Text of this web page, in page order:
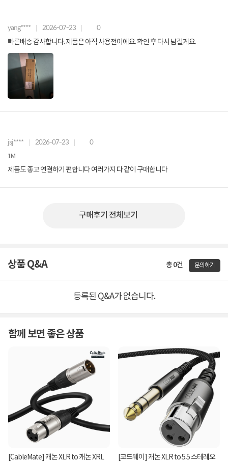
yang**** 2026-07-23 0
빠른배송 감사합니다. 제품은 아직 사용전이에요. 확인 후 다시 남길게요.
jsj**** 2026-07-23 0
1M
제품도 좋고 연결하기 편합니다 여러가지 다 같이 구매합니다
구매후기 전체보기
상품 Q&A 총 0건 문의하기
등록된 Q&A가 없습니다.
함께 보면 좋은 상품
[CableMate] 캐논 XLR to 캐논 XRL
[코드웨이] 캐논 XLR to 5.5 스테레오